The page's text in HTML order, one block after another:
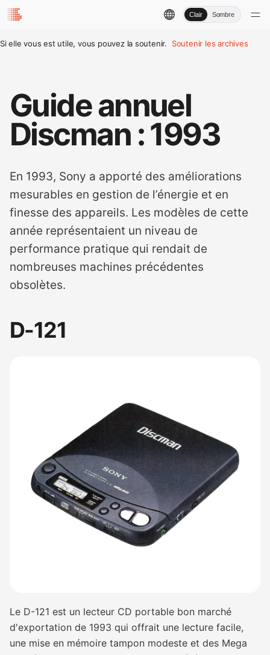
Clair Sombre
Si elle vous est utile, vous pouvez la soutenir. Soutenir les archives
Guide annuel
Discman : 1993
En 1993, Sony a apporté des améliorations
mesurables en gestion de l’énergie et en
finesse des appareils. Les modèles de cette
année représentaient un niveau de
performance pratique qui rendait de
nombreuses machines précédentes
obsolètes.
D-121
Le D-121 est un lecteur CD portable bon marché
d'exportation de 1993 qui offrait une lecture facile,
une mise en mémoire tampon modeste et des Mega